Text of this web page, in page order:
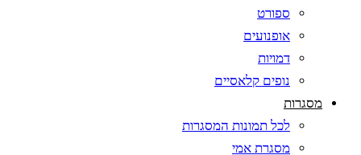
ספורט
אופנועים
דמויות
נופים קלאסיים
מסגרות
לכל תמונות המסגרות
מסגרת אמי